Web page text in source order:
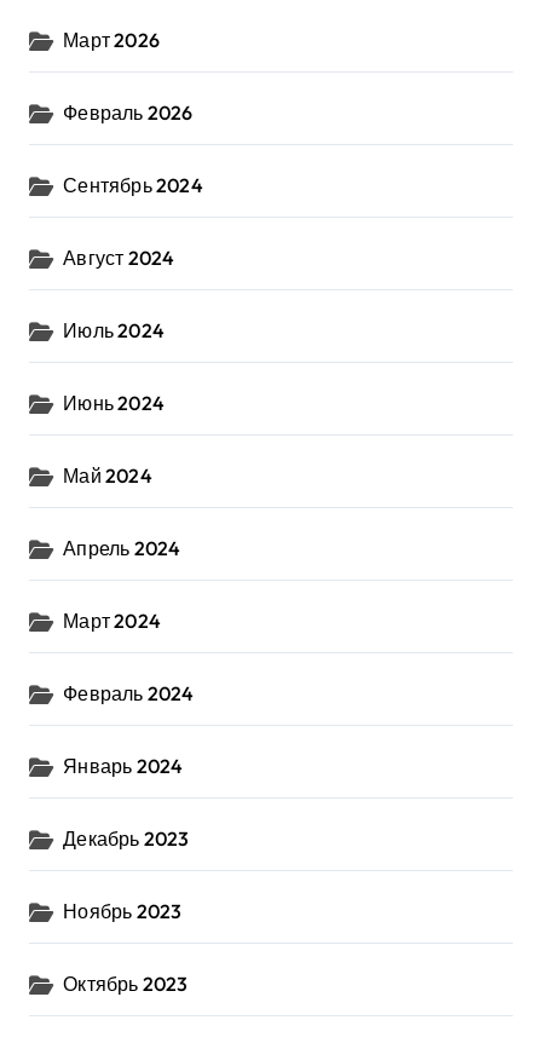
Март 2026
Февраль 2026
Сентябрь 2024
Август 2024
Июль 2024
Июнь 2024
Май 2024
Апрель 2024
Март 2024
Февраль 2024
Январь 2024
Декабрь 2023
Ноябрь 2023
Октябрь 2023